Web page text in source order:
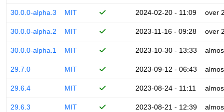
30.0.0-alpha.3 MIT 2024-02-20 - 11:09 over
30.0.0-alpha.2 MIT 2023-11-16 - 09:28 over
30.0.0-alpha.1 MIT 2023-10-30 - 13:33
29.7.0 MIT 2023-09-12 - 06:43
29.6.4 MIT 2023-08-24 - 11:11
29.6.3 MIT 2023-08-21 - 12:39